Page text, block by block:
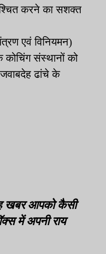
करने का सशक्त
एवं विनियमन)
संस्थानों को
ढांचे के
खबर आपको कैसी
में अपनी राय